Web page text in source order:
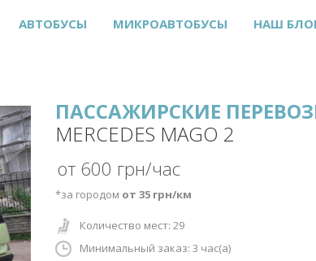
АВТОБУСЫ МИКРОАВТОБУСЫ НАШ
ПАССАЖИРСКИЕ
MERCEDES MAGO 2
от 600 грн/час
*за городом от 35 грн/км
Количество мест: 29
Минимальный заказ: 3 час(а)